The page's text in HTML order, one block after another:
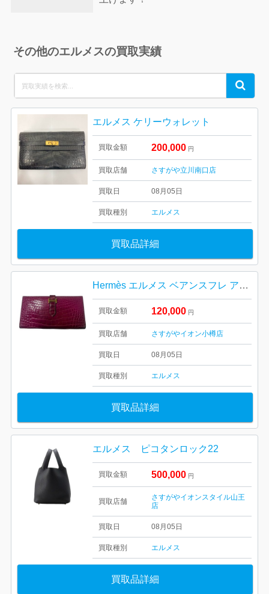
その他のエルメスの買取実績
for:
Search
エルメス ケリーウォレット
買取金額 200,000 円
買取店舗 さすがや立川南口店
買取日 08月05日
買取種別 エルメス
買取品詳細
Hermès エルメス ベアンスフレ アリゲーター 財布
買取金額 120,000 円
買取店舗 さすがやイオン小樽店
買取日 08月05日
買取種別 エルメス
買取品詳細
エルメス ピコタンロック22
買取金額 500,000 円
買取店舗
さすがやイオンスタイル山王
店
買取日 08月05日
買取種別 エルメス
買取品詳細